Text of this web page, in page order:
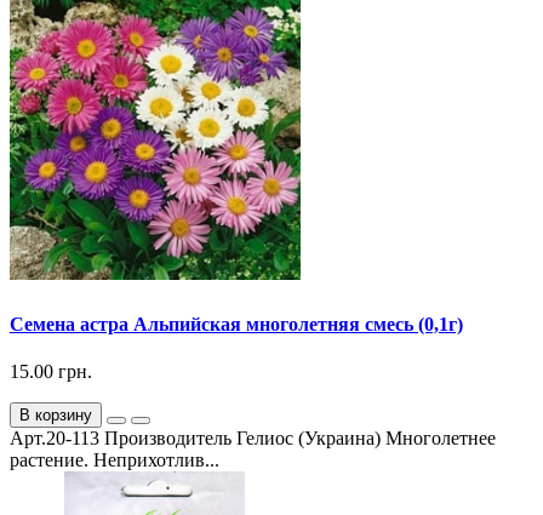
Семена астра Альпийская многолетняя смесь (0,1г)
15.00 грн.
В корзину
Арт.20-113 Производитель Гелиос (Украина) Многолетнее
растение. Неприхотлив...